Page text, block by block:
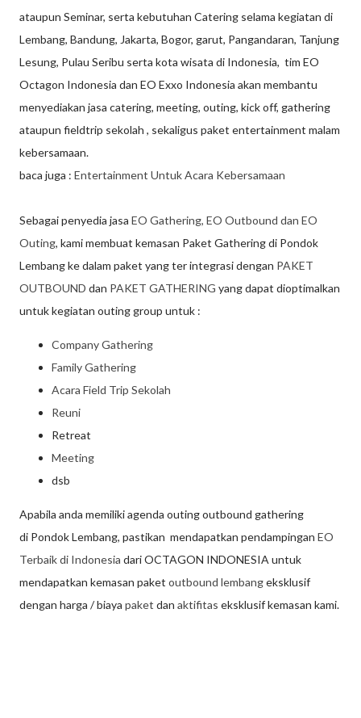
ataupun Seminar, serta kebutuhan Catering selama kegiatan di
Lembang, Bandung, Jakarta, Bogor, garut, Pangandaran, Tanjung
Lesung, Pulau Seribu serta kota wisata di Indonesia, tim EO
Octagon Indonesia dan EO Exxo Indonesia akan membantu
menyediakan jasa catering, meeting, outing, kick off, gathering
ataupun fieldtrip sekolah , sekaligus paket entertainment malam
kebersamaan.
baca juga : Entertainment Untuk Acara Kebersamaan
Sebagai penyedia jasa EO Gathering, EO Outbound dan EO
Outing, kami membuat kemasan Paket Gathering di Pondok
Lembang ke dalam paket yang ter integrasi dengan PAKET
OUTBOUND dan PAKET GATHERING yang dapat dioptimalkan
untuk kegiatan outing group untuk :
Company Gathering
Family Gathering
Acara Field Trip Sekolah
Reuni
Retreat
Meeting
dsb
Apabila anda memiliki agenda outing outbound gathering
di Pondok Lembang, pastikan mendapatkan pendampingan EO
Terbaik di Indonesia dari OCTAGON INDONESIA untuk
mendapatkan kemasan paket outbound lembangeksklusif
dengan harga / biaya paket dan aktifitas eksklusif kemasan kami.